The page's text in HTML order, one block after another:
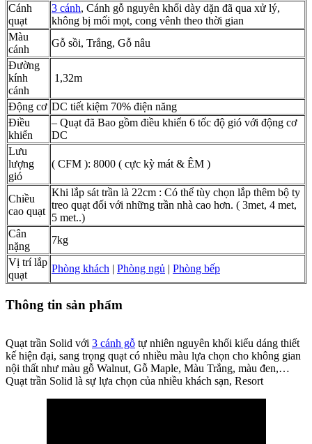
Cánh
quạt
3 cánh, Cánh gỗ nguyên khối dày dặn đã qua xử lý,
không bị mối mọt, cong vênh theo thời gian
Màu
cánh
Gỗ sồi, Trắng, Gỗ nâu
Đường
kính
cánh
1,32m
Động cơ DC tiết kiệm 70% điện năng
Điều
khiển
– Quạt đã Bao gồm điều khiển 6 tốc độ gió với động cơ
DC
Lưu
lượng
gió
( CFM ): 8000 ( cực kỳ mát & ÊM )
Chiều
cao quạt
Khi lắp sát trần là 22cm : Có thể tùy chọn lắp thêm bộ ty
treo quạt đối với những trần nhà cao hơn. ( 3met, 4 met,
5 met..)
Cân
nặng
7kg
Vị trí lắp
quạt
Phòng khách | Phòng ngủ | Phòng bếp
Thông tin sản phẩm
Quạt trần Solid với 3 cánh gỗ tự nhiên nguyên khối kiểu dáng thiết
kế hiện đại, sang trọng quạt có nhiều màu lựa chọn cho không gian
nội thất như màu gỗ Walnut, Gỗ Maple, Màu Trắng, màu đen,…
Quạt trần Solid là sự lựa chọn của nhiều khách sạn, Resort